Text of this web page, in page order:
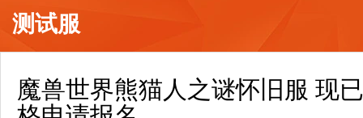
测试服
魔兽世界熊猫人之谜怀旧服 现